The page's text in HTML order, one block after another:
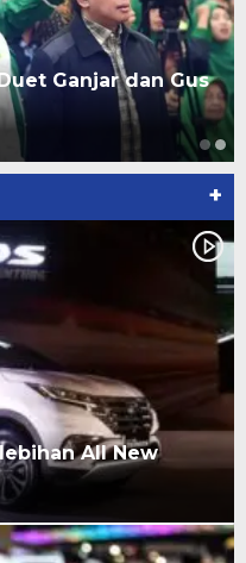
Garuda dengan
+
All New